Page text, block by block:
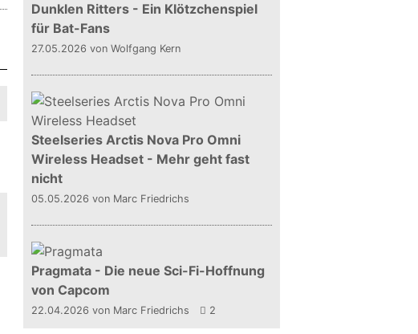
Dunklen Ritters - Ein Klötzchenspiel
für Bat-Fans
27.05.2026 von Wolfgang Kern
Steelseries Arctis Nova Pro Omni
Wireless Headset - Mehr geht fast
nicht
05.05.2026 von Marc Friedrichs
Pragmata - Die neue Sci-Fi-Hoffnung
von Capcom
22.04.2026 von Marc Friedrichs 2